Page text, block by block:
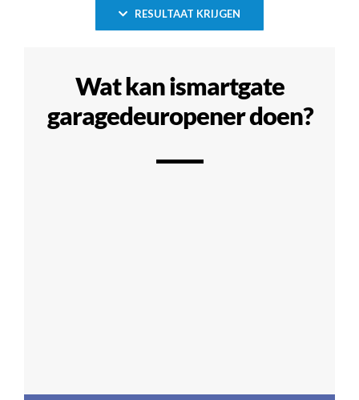
RESULTAAT KRIJGEN
Wat kan ismartgate
garagedeuropener doen?